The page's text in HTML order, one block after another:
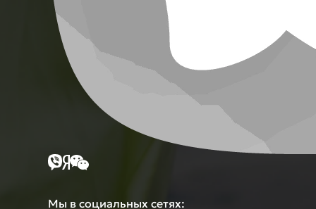
Мы в социальных сетях: